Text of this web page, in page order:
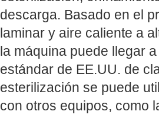
descarga. Basado en el
laminar y aire caliente a
la máquina puede llegar
estándar de EE.UU. de
esterilización se puede
con otros equipos, como